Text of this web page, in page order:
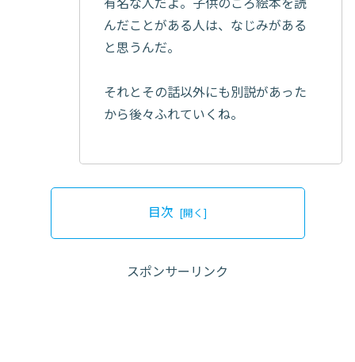
んだことがある人は、なじみがある
と思うんだ。
それとその話以外にも別説があった
から後々ふれていくね。
目次
スポンサーリンク